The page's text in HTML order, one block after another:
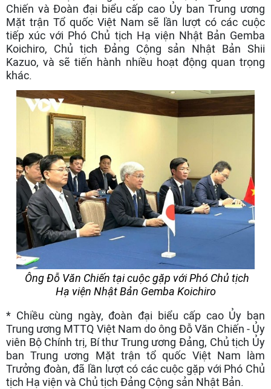
Chiến và Đoàn đại biểu cấp cao Ủy ban Trung ương
Mặt trận Tổ quốc Việt Nam sẽ lần lượt có các cuộc
tiếp xúc với Phó Chủ tịch Hạ viện Nhật Bản Gemba
Koichiro, Chủ tịch Đảng Cộng sản Nhật Bản Shii
Kazuo, và sẽ tiến hành nhiều hoạt động quan trọng
khác.
Ông Đỗ Văn Chiến tại cuộc gặp với Phó Chủ tịch
Hạ viện Nhật Bản Gemba Koichiro
* Chiều cùng ngày, đoàn đại biểu cấp cao Ủy ban
Trung ương MTTQ Việt Nam do ông Đỗ Văn Chiến - Ủy
viên Bộ Chính trị, Bí thư Trung ương Đảng, Chủ tịch Ủy
ban Trung ương Mặt trận tổ quốc Việt Nam làm
Trưởng đoàn, đã lần lượt có các cuộc gặp với Phó Chủ
tịch Hạ viện và Chủ tịch Đảng Cộng sản Nhật Bản.